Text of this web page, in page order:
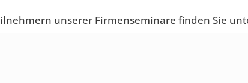
unserer Firmenseminare finden Sie